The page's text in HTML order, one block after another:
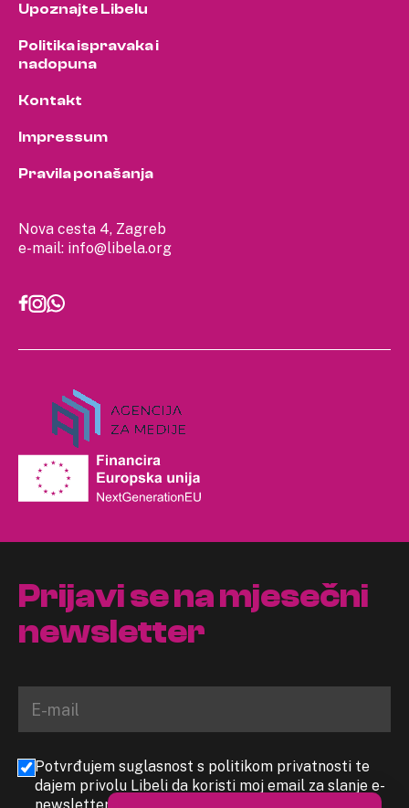
Nova cesta 4, Zagreb
e-mail: info@libela.org
Upoznajte Libelu
Politika ispravaka i
nadopuna
Kontakt
Impressum
Pravila ponašanja
Prijavi se na mjesečni
newsletter
Potvrđujem suglasnost s politikom privatnosti te
dajem privolu Libeli da koristi moj email za slanje e-
newslettera